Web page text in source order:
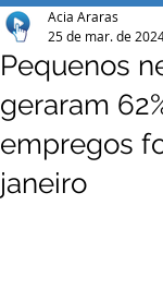
Pequenos
geraram
empregos
janeiro
Acia Araras
25 de mar. de